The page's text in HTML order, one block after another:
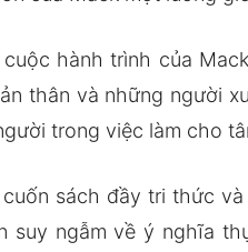
hành trình của
thân và những người
trong việc làm cho
sách đầy tri thức
suy ngẫm về ý nghĩa